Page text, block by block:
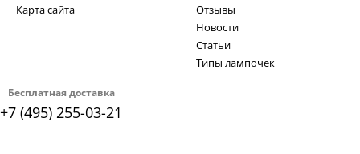
Бесплатная доставка
+7 (495) 255-03-21
Карта сайта
Отзывы
Новости
Статьи
Типы лампочек